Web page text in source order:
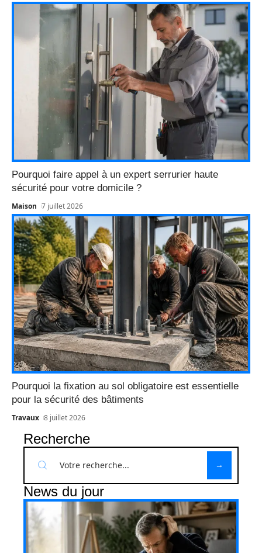
Pourquoi faire appel à un expert serrurier haute
sécurité pour votre domicile ?
Maison 7 juillet 2026
Pourquoi la fixation au sol obligatoire est essentielle
pour la sécurité des bâtiments
Travaux 8 juillet 2026
Recherche
News du jour